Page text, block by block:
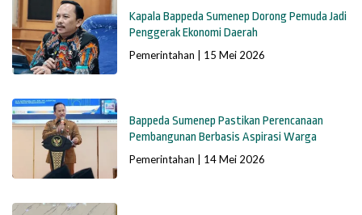
Kapala Bappeda Sumenep Dorong Pemuda Jadi
Penggerak Ekonomi Daerah
Pemerintahan 15 Mei 2026
Bappeda Sumenep Pastikan Perencanaan
Pembangunan Berbasis Aspirasi Warga
Pemerintahan 14 Mei 2026